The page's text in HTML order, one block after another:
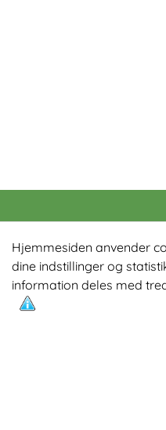
Hjemmesiden anvender
dine indstillinger og
information deles med
Populære produkter
Odin R900 Romaskine
Odin S900 Spinningcykel